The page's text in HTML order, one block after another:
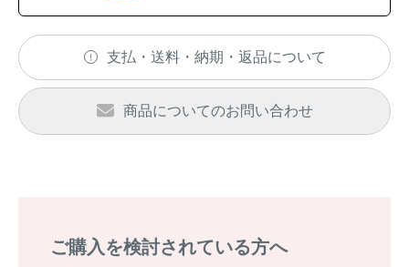
支払・送料・納期・返品について
商品についてのお問い合わせ
ご購入を検討されている方へ